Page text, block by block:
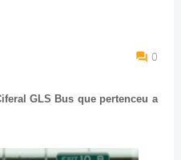
0
GLS Bus que pertenceu a